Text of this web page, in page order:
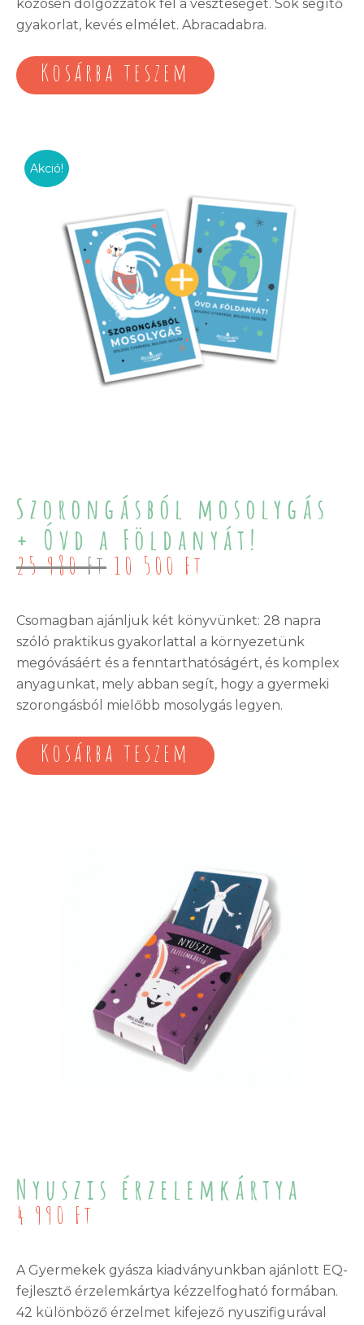
közösen dolgozzátok fel a veszteséget. Sok segítő
gyakorlat, kevés elmélet. Abracadabra.
Kosárba teszem
Akció!
Szorongásból mosolygás
+ Óvd a Földanyát!
25 980Ft Original
price
25
980 Ft.
10 500 Ft
10
500 Ft.
Csomagban ajánljuk két könyvünket: 28 napra
szóló praktikus gyakorlattal a környezetünk
megóvásáért és a fenntarthatóságért, és komplex
anyagunkat, mely abban segít, hogy a gyermeki
szorongásból mielőbb mosolygás legyen.
Kosárba teszem
Nyuszis érzelemkártya
4 990 Ft
A Gyermekek gyásza kiadványunkban ajánlott EQ-
fejlesztő érzelemkártya kézzelfogható formában.
42 különböző érzelmet kifejező nyuszifigurával